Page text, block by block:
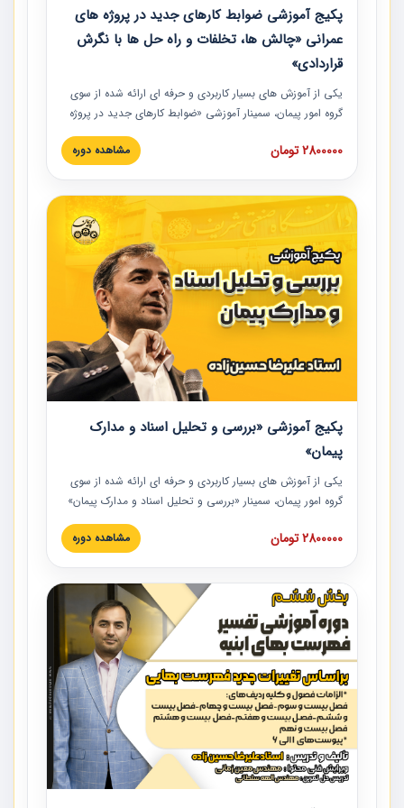
پکیج آموزشی ضوابط کارهای جدید در پروژه های
عمرانی «چالش ها، تخلفات و راه حل ها با نگرش
قراردادی»
یکی از آموزش‏‏‏‏‏‏ های بسیار کاربردی و حرفه‏ ای ارائه شده از سوی
گروه امور پیمان، سمینار آموزشی «ضوابط کارهای جدید در پروژه
های عمرانی» چالش ها، تخلفات و راه حل ها با نگرش قراردادی
است که در محل سندیکای شرکت های ساختمانی کشور ارائه شد.
مدارک پیمان به همراه تجربیات عملی ارائه شده است.
2800000 تومان مشاهده دوره
پکیج آموزشی «بررسی و تحلیل اسناد و مدارک
پیمان»
یکی از آموزش‏‏‏‏‏‏ های بسیار کاربردی و حرفه‏ ای ارائه شده از سوی
گروه امور پیمان، سمینار «بررسی و تحلیل اسناد و مدارک پیمان»
است که در دانشگاه صنعتی شریف ارائه شد. در این آموزش
نکات کلیدی مربوط به اسناد و مدارک پیمان، اولویت بندی اسناد
پیمان به همراه تجربیات عملی در این خصوص ارائه شده است.
2800000 تومان مشاهده دوره